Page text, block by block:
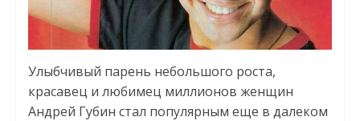
Улыбчивый парень небольшого роста,
красавец и любимец миллионов женщин
Андрей Губин стал популярным еще в далеком